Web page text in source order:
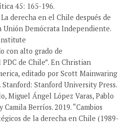
45: 165-196.
La derecha en el Chile después de
Unión Demócrata Independiente.
con alto grado de
de Chile”. En Christian
editado por Scott Mainwaring
Stanford University Press.
Miguel Ángel López Varas, Pablo
Berríos. 2019. “Cambios
de la derecha en Chile (1989-